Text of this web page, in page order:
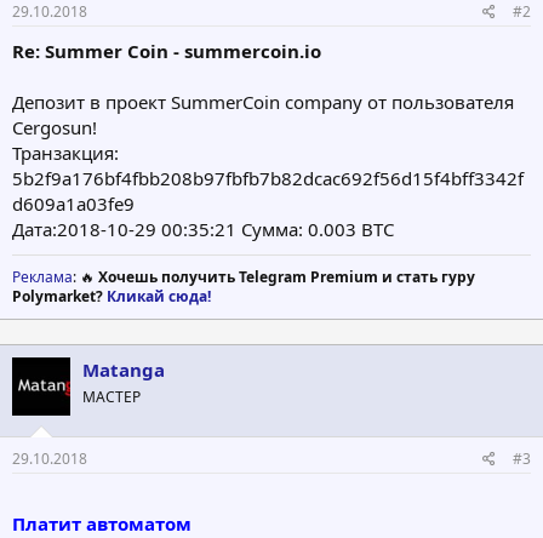
29.10.2018 #2
Re: Summer Coin - summercoin.io
Депозит в проект SummerCoin company от пользователя
Cergosun!
Транзакция:
5b2f9a176bf4fbb208b97fbfb7b82dcac692f56d15f4bff3342f
d609a1a03fe9
Дата:2018-10-29 00:35:21 Сумма: 0.003 BTC
Реклама: 🔥 Хочешь получить Telegram Premium и стать гуру
Polymarket? Кликай сюда!
Matanga
МАСТЕР
29.10.2018 #3
Платит автоматом